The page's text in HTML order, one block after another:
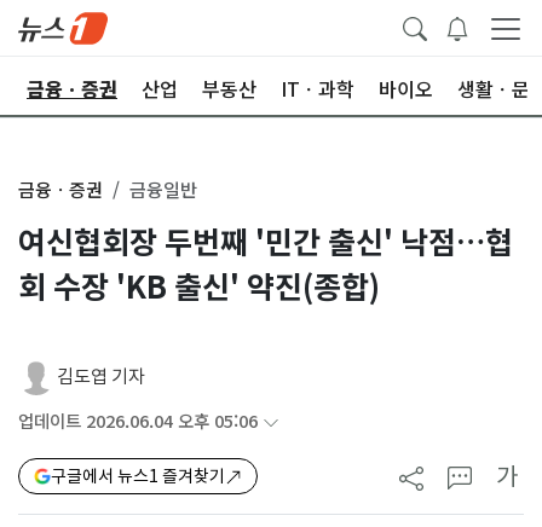
금융ㆍ증권 산업 부동산 ITㆍ과학 바이오 생활ㆍ문
금융ㆍ증권 금융일반
여신협회장 두번째 '민간 출신' 낙점…협
회 수장 'KB 출신' 약진(종합)
김도엽 기자
업데이트 2026.06.04 오후 05:06
구글에서 뉴스1 즐겨찾기 가